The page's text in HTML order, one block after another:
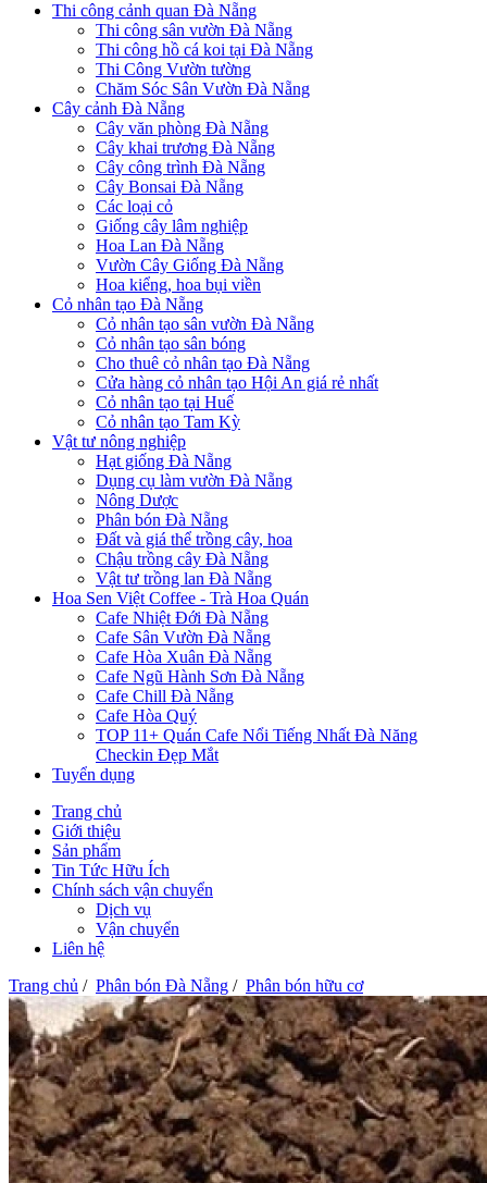
Thi công cảnh quan Đà Nẵng
Thi công sân vườn Đà Nẵng
Thi công hồ cá koi tại Đà Nẵng
Thi Công Vườn tường
Chăm Sóc Sân Vườn Đà Nẵng
Cây cảnh Đà Nẵng
Cây văn phòng Đà Nẵng
Cây khai trương Đà Nẵng
Cây công trình Đà Nẵng
Cây Bonsai Đà Nẵng
Các loại cỏ
Giống cây lâm nghiệp
Hoa Lan Đà Nẵng
Vườn Cây Giống Đà Nẵng
Hoa kiểng, hoa bụi viền
Cỏ nhân tạo Đà Nẵng
Cỏ nhân tạo sân vườn Đà Nẵng
Cỏ nhân tạo sân bóng
Cho thuê cỏ nhân tạo Đà Nẵng
Cửa hàng cỏ nhân tạo Hội An giá rẻ nhất
Cỏ nhân tạo tại Huế
Cỏ nhân tạo Tam Kỳ
Vật tư nông nghiệp
Hạt giống Đà Nẵng
Dụng cụ làm vườn Đà Nẵng
Nông Dược
Phân bón Đà Nẵng
Đất và giá thể trồng cây, hoa
Chậu trồng cây Đà Nẵng
Vật tư trồng lan Đà Nẵng
Hoa Sen Việt Coffee - Trà Hoa Quán
Cafe Nhiệt Đới Đà Nẵng
Cafe Sân Vườn Đà Nẵng
Cafe Hòa Xuân Đà Nẵng
Cafe Ngũ Hành Sơn Đà Nẵng
Cafe Chill Đà Nẵng
Cafe Hòa Quý
TOP 11+ Quán Cafe Nổi Tiếng Nhất Đà Năng
Checkin Đẹp Mắt
Tuyển dụng
Trang chủ
Giới thiệu
Sản phẩm
Tin Tức Hữu Ích
Chính sách vận chuyển
Dịch vụ
Vận chuyển
Liên hệ
Trang chủ / Phân bón Đà Nẵng / Phân bón hữu cơ